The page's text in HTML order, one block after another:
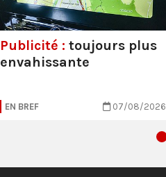
Publicité : toujours plus
envahissante
EN BREF 07/08/2026